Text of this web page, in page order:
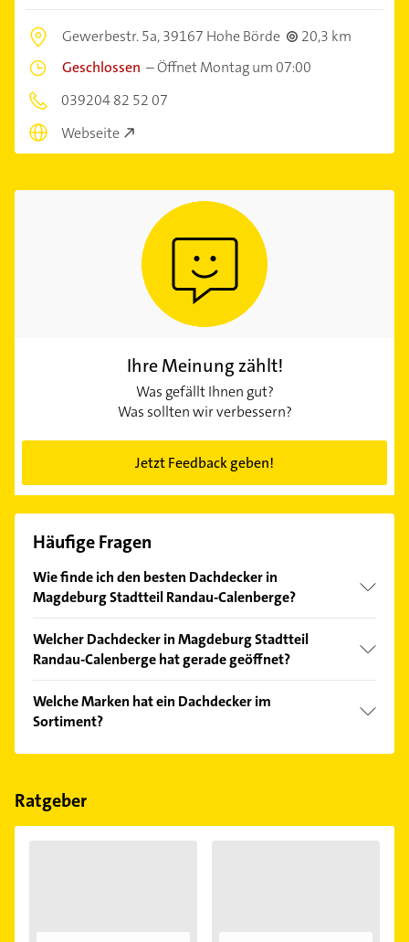
Gewerbestr. 5a,39167 Hohe Börde
20,3 km
Geschlossen –Öffnet Montag um 07:00
039204 82 52 07
Webseite
Ihre Meinung zählt!
Was gefällt Ihnen gut?
Was sollten wir verbessern?
Jetzt Feedback geben!
Häufige Fragen
Wie finde ich den besten Dachdecker in
Magdeburg Stadtteil Randau-Calenberge?
Kundenmeinungen und profitieren Sie von den
Empfehlungen. Die Suchergebnisse können Sie sich
Welcher Dachdecker in Magdeburg Stadtteil
Randau-Calenberge hat gerade geöffnet?
Bitte beachten Sie, dass diese an Sonn- und
Feiertagen abweichen können.
Welche Marken hat ein Dachdecker im
Sortiment?
Der Dachdecker verkauft Marken wie Braas, VEDAG,
Ratgeber